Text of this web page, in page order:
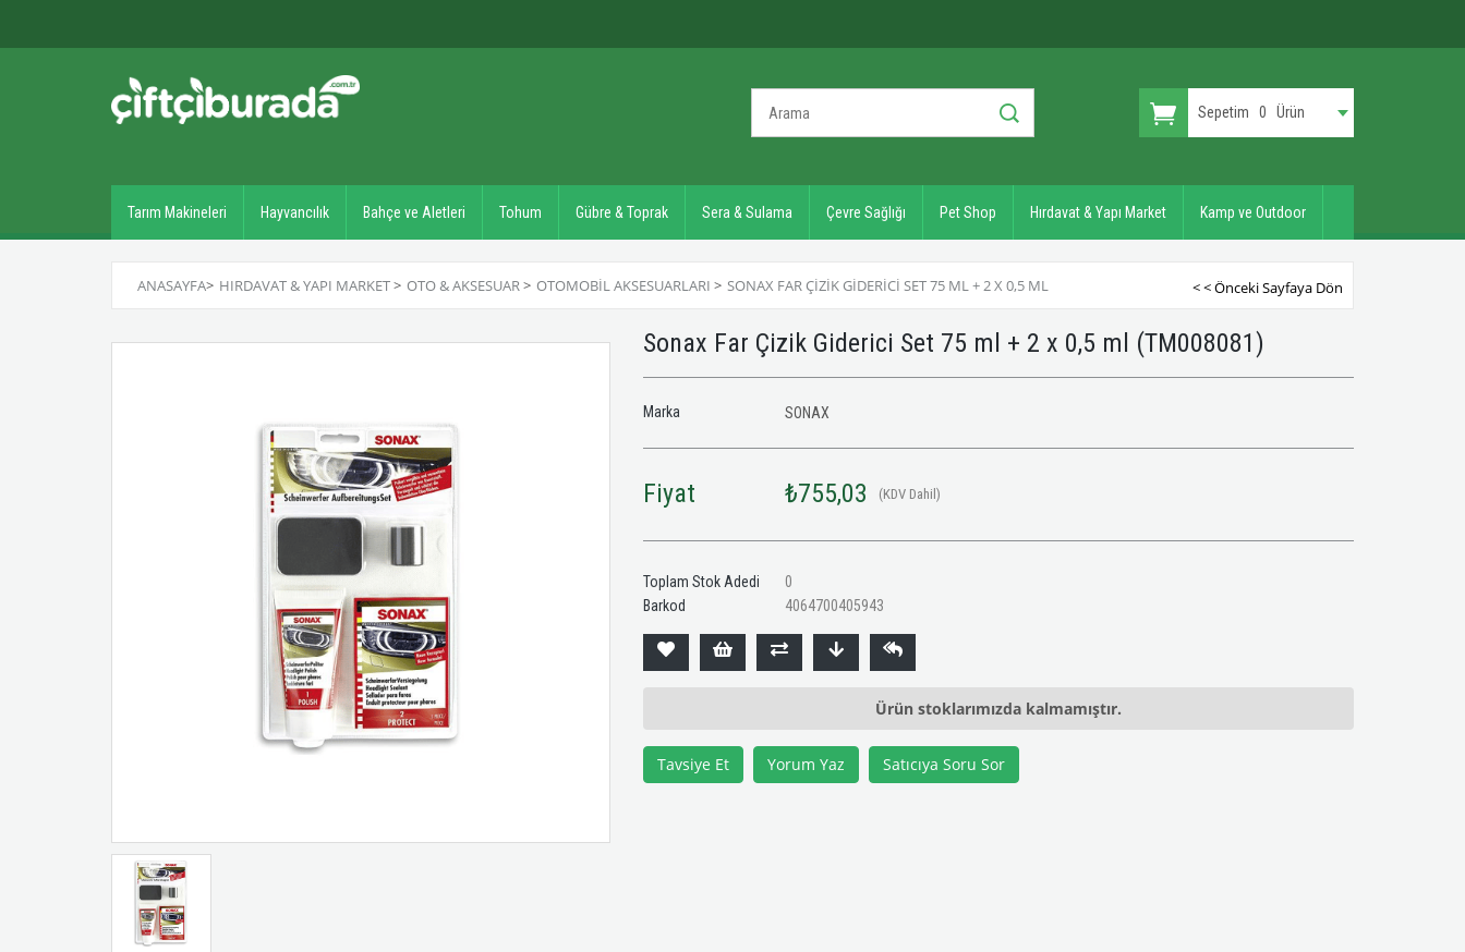
Sepetim 0 Ürün
Tarım Makineleri Hayvancılık Bahçe ve Aletleri Tohum Gübre & Toprak Sera & Sulama Çevre Sağlığı Pet Shop Hırdavat & Yapı Market Kamp ve Outdoor
ANASAYFA> HIRDAVAT & YAPI MARKET> OTO & AKSESUAR> OTOMOBIL AKSESUARLARI > SONAX FAR ÇIZIK GIDERICI SET 75 ML + 2 X 0,5 ML < < Önceki Sayfaya Dön
Sonax Far Çizik Giderici Set 75 ml + 2 x 0,5 ml (TM008081)
Marka SONAX
Fiyat ₺755,03 (KDV Dahil)
Toplam Stok Adedi
0
Barkod
4064700405943
Ürün stoklarımızda kalmamıştır.
Tavsiye Et Yorum Yaz Satıcıya Soru Sor